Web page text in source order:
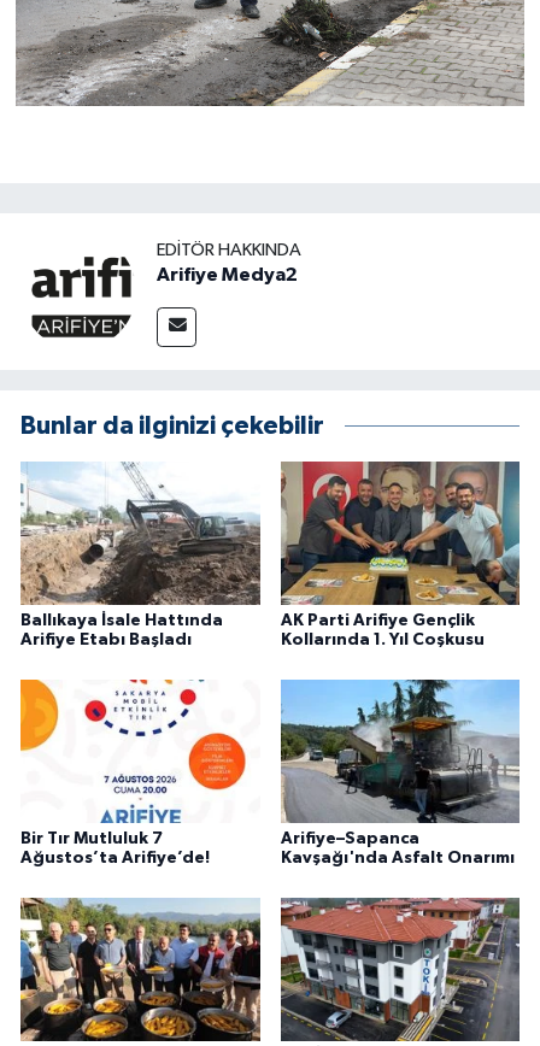
EDITÖR HAKKINDA
Arifiye Medya2
Bunlar da ilginizi çekebilir
Ballıkaya İsale Hattında
Arifiye Etabı Başladı
AK Parti Arifiye Gençlik
Kollarında 1. Yıl Coşkusu
Bir Tır Mutluluk 7
Ağustos’ta Arifiye’de!
Arifiye–Sapanca
Kavşağı'nda Asfalt Onarımı